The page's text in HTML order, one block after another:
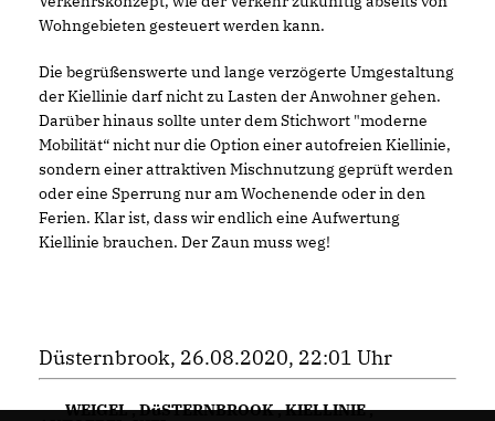
Wohngebieten gesteuert werden kann.
Die begrüßenswerte und lange verzögerte Umgestaltung
der Kiellinie darf nicht zu Lasten der Anwohner gehen.
Darüber hinaus sollte unter dem Stichwort "moderne
Mobilität“ nicht nur die Option einer autofreien Kiellinie,
sondern einer attraktiven Mischnutzung geprüft werden
oder eine Sperrung nur am Wochenende oder in den
Ferien. Klar ist, dass wir endlich eine Aufwertung
Kiellinie brauchen. Der Zaun muss weg!
Düsternbrook, 26.08.2020, 22:01 Uhr
WEIGEL,DüSTERNBROOK,KIELLINIE,